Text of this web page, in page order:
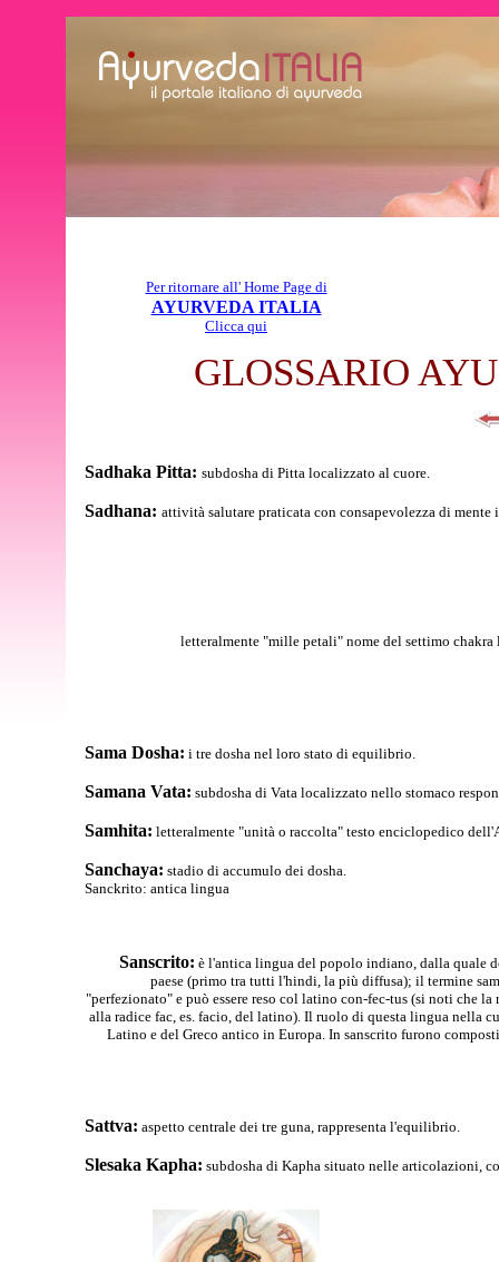
Per ritornare all' Home Page di
AYURVEDA ITALIA
Clicca qui
GLOSSARIO
Sadhaka Pitta: subdosha di Pitta localizzato al cuore.
Sadhana: attività salutare praticata con consapevolezza di
letteralmente "mille petali" nome del settimo
Sama Dosha: i tre dosha nel loro stato di equilibrio.
Samana Vata: subdosha di Vata localizzato nello stomaco
Samhita: letteralmente "unità o raccolta" testo enciclopedico
Sanchaya: stadio di accumulo dei dosha.
Sanckrito: antica lingua
Sanscrito: è l'antica lingua del popolo indiano, dalla quale
paese (primo tra tutti l'hindi, la più diffusa); il termine
"perfezionato" e può essere reso col latino con-fec-tus (si noti che
alla radice fac, es. facio, del latino). Il ruolo di questa lingua nella
Latino e del Greco antico in Europa. In sanscrito furono
Sattva: aspetto centrale dei tre guna, rappresenta l'equilibrio.
Slesaka Kapha: subdosha di Kapha situato nelle articolazioni,